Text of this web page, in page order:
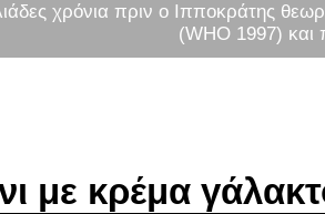
χρόνια πριν ο Ιπποκράτης
(WHO 1997) και
με κρέμα